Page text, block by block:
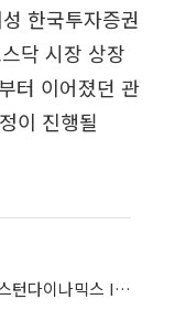
한국투자증권
닥 시장 상장
터 이어졌던 관
이 진행될
현대차그룹주 동반 강세⋯‘로보틱스+보스턴다이나믹스 IPO’ 기대에 7%대↑